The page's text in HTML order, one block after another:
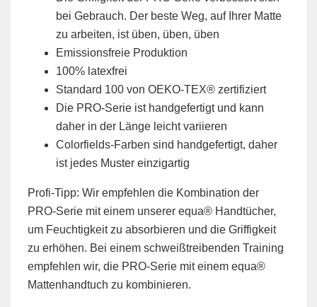
bei Gebrauch. Der beste Weg, auf Ihrer Matte
zu arbeiten, ist üben, üben, üben
Emissionsfreie Produktion
100% latexfrei
Standard 100 von OEKO-TEX® zertifiziert
Die PRO-Serie ist handgefertigt und kann
daher in der Länge leicht variieren
Colorfields-Farben sind handgefertigt, daher
ist jedes Muster einzigartig
Profi-Tipp: Wir empfehlen die Kombination der
PRO-Serie mit einem unserer equa® Handtücher,
um Feuchtigkeit zu absorbieren und die Griffigkeit
zu erhöhen. Bei einem schweißtreibenden Training
empfehlen wir, die PRO-Serie mit einem equa®
Mattenhandtuch zu kombinieren.